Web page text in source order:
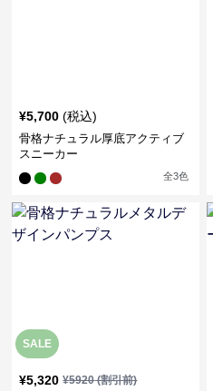
¥5,700 (税込)
骨格ナチュラル厚底アクティブ
スニーカー
全3色
SALE
¥5,320 ¥5920(割引前)